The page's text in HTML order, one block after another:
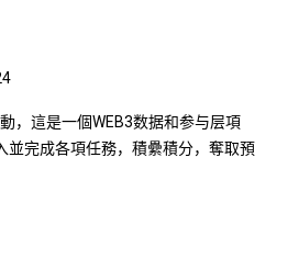
，這是一個WEB3数据和参与层項
並完成各項任務，積纍積分，奪取預